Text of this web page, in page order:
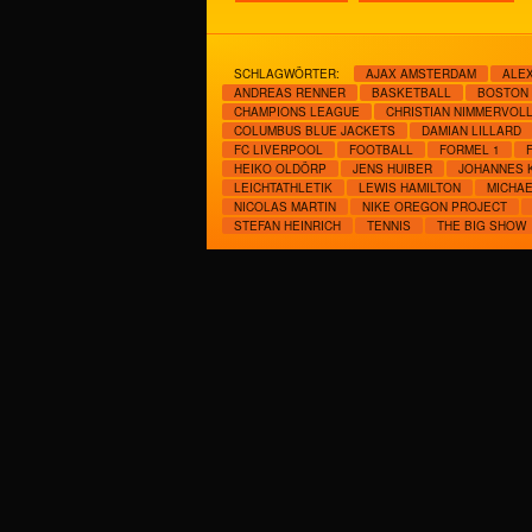
SCHLAGWÖRTER: AJAX AMSTERDAM
ANDREAS RENNER
BASKETBALL BOSTON
CHAMPIONS LEAGUE
CHRISTIAN NIMMERVOLL
COLUMBUS BLUE JACKETS
DAMIAN LILLARD
FC LIVERPOOL
FOOTBALL FORMEL 1
HEIKO OLDÖRP
JENS HUIBER JOHANNES
LEICHTATHLETIK
LEWIS HAMILTON
NICOLAS MARTIN
NIKE OREGON PROJECT
STEFAN HEINRICH
TENNIS THE BIG SHOW